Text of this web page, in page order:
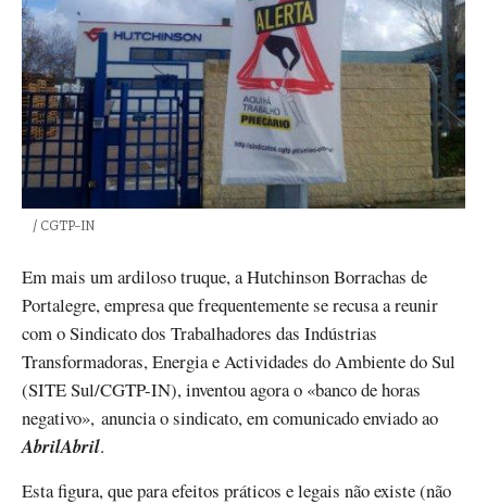
Créditos
/ CGTP-IN
Em mais um ardiloso truque, a Hutchinson Borrachas de
Portalegre, empresa que frequentemente se recusa a reunir
com o Sindicato dos Trabalhadores das Indústrias
Transformadoras, Energia e Actividades do Ambiente do Sul
(SITE Sul/CGTP-IN), inventou agora o «banco de horas
negativo», anuncia o sindicato, em comunicado enviado ao
AbrilAbril.
Esta figura, que para efeitos práticos e legais não existe (não